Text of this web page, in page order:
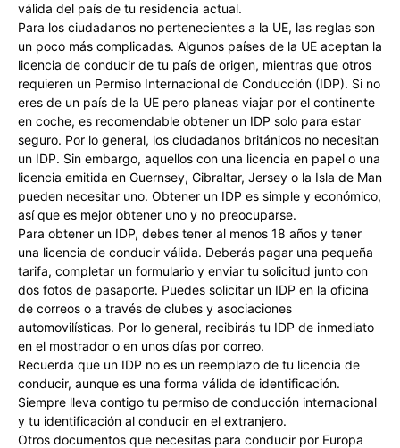
válida del país de tu residencia actual.
Para los ciudadanos no pertenecientes a la UE, las reglas son
un poco más complicadas. Algunos países de la UE aceptan la
licencia de conducir de tu país de origen, mientras que otros
requieren un Permiso Internacional de Conducción (IDP). Si no
eres de un país de la UE pero planeas viajar por el continente
en coche, es recomendable obtener un IDP solo para estar
seguro. Por lo general, los ciudadanos británicos no necesitan
un IDP. Sin embargo, aquellos con una licencia en papel o una
licencia emitida en Guernsey, Gibraltar, Jersey o la Isla de Man
pueden necesitar uno. Obtener un IDP es simple y económico,
así que es mejor obtener uno y no preocuparse.
Para obtener un IDP, debes tener al menos 18 años y tener
una licencia de conducir válida. Deberás pagar una pequeña
tarifa, completar un formulario y enviar tu solicitud junto con
dos fotos de pasaporte. Puedes solicitar un IDP en la oficina
de correos o a través de clubes y asociaciones
automovilísticas. Por lo general, recibirás tu IDP de inmediato
en el mostrador o en unos días por correo.
Recuerda que un IDP no es un reemplazo de tu licencia de
conducir, aunque es una forma válida de identificación.
Siempre lleva contigo tu permiso de conducción internacional
y tu identificación al conducir en el extranjero.
Otros documentos que necesitas para conducir por Europa